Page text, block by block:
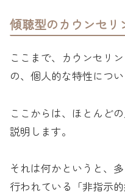
傾聴型のカウンセリ
ここまで、カウンセリ
の、個人的な特性につ
ここからは、ほとんど
説明します。
それは何かというと、
行われている「非指示的